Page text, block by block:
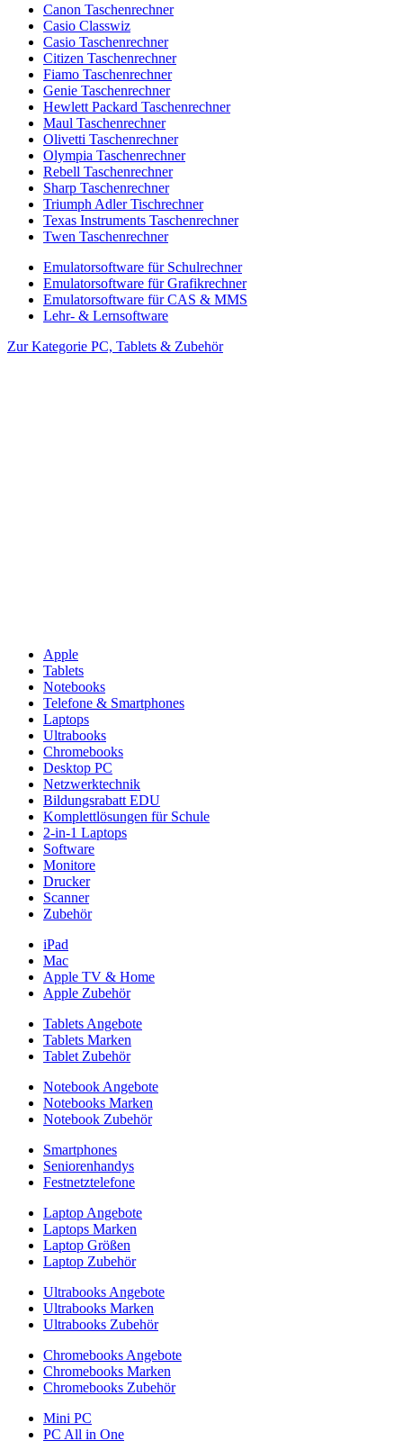
Canon Taschenrechner
Casio Classwiz
Casio Taschenrechner
Citizen Taschenrechner
Fiamo Taschenrechner
Genie Taschenrechner
Hewlett Packard Taschenrechner
Maul Taschenrechner
Olivetti Taschenrechner
Olympia Taschenrechner
Rebell Taschenrechner
Sharp Taschenrechner
Triumph Adler Tischrechner
Texas Instruments Taschenrechner
Twen Taschenrechner
Emulatorsoftware für Schulrechner
Emulatorsoftware für Grafikrechner
Emulatorsoftware für CAS & MMS
Lehr- & Lernsoftware
Zur Kategorie PC, Tablets & Zubehör
Apple
Tablets
Notebooks
Telefone & Smartphones
Laptops
Ultrabooks
Chromebooks
Desktop PC
Netzwerktechnik
Bildungsrabatt EDU
Komplettlösungen für Schule
2-in-1 Laptops
Software
Monitore
Drucker
Scanner
Zubehör
iPad
Mac
Apple TV & Home
Apple Zubehör
Tablets Angebote
Tablets Marken
Tablet Zubehör
Notebook Angebote
Notebooks Marken
Notebook Zubehör
Smartphones
Seniorenhandys
Festnetztelefone
Laptop Angebote
Laptops Marken
Laptop Größen
Laptop Zubehör
Ultrabooks Angebote
Ultrabooks Marken
Ultrabooks Zubehör
Chromebooks Angebote
Chromebooks Marken
Chromebooks Zubehör
Mini PC
PC All in One